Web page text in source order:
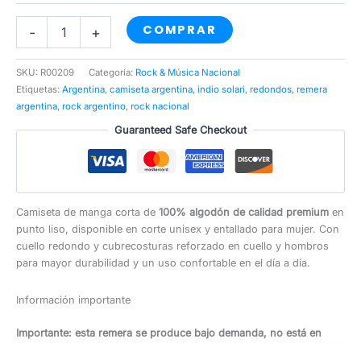
-
Indio!
+ COMPRAR
SKU: R00209 Categoría: Rock & Música Nacional
Etiquetas: Argentina, camiseta argentina, indio solari, redondos, remera
argentina, rock argentino, rock nacional
Guaranteed Safe Checkout
Camiseta de manga corta de 100% algodón de calidad premium en
punto liso, disponible en corte unisex y entallado para mujer. Con
cuello redondo y cubrecosturas reforzado en cuello y hombros
para mayor durabilidad y un uso confortable en el día a día.
Información importante
Importante: esta remera se produce bajo demanda, no está en